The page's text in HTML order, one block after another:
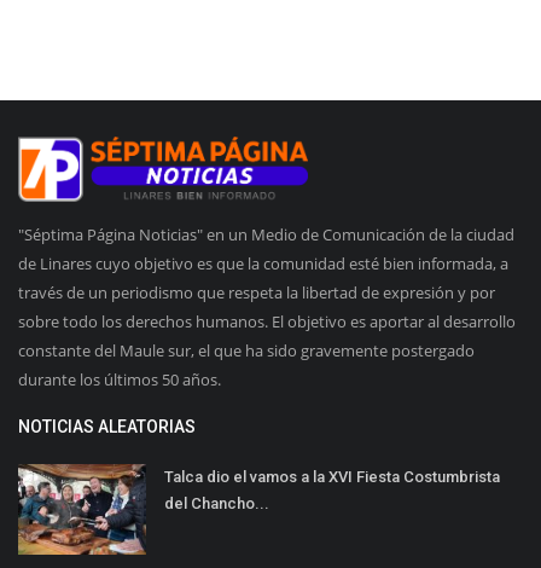
"Séptima Página Noticias" en un Medio de Comunicación de la ciudad
de Linares cuyo objetivo es que la comunidad esté bien informada, a
través de un periodismo que respeta la libertad de expresión y por
sobre todo los derechos humanos. El objetivo es aportar al desarrollo
constante del Maule sur, el que ha sido gravemente postergado
durante los últimos 50 años.
NOTICIAS ALEATORIAS
Talca dio el vamos a la XVI Fiesta Costumbrista
del Chancho...